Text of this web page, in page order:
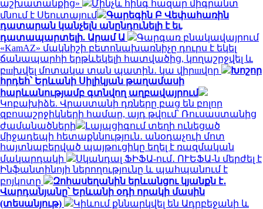
աշխատանքից»
Մինչև հինգ հազար միգրանտ
մնում է Սեուտայում
Գարեգին Բ Վեփահառին
դատարան կանչելն անընդունելի է եւ
դատապարտելի. Արամ Ա
Գարգառ բնակավայրում
«KamAZ» մակնիշի բետոնախառնիչը դուրս է եկել
ճանապարհի երթևեկելի հատվածից, կողաշրջվել և
բшխվել մոտակա տան պատին․ կա վիրшվոր
Խոշոր
հրդեհ՝ Երևանի Սիլիկյան թաղամասի
հարևանությամբ գտնվող աղբավայրում
Կոբախիձե. Վրաստանի դռները բաց են բոլոր
զբոսաշրջիկների համար, այդ թվում՝ Ռուսաստանից
ժամանածների
Լայպցիգում տեղի ունեցած
միջադեպի հետաքննություն․ անօդաչուի մոտ
հայտնաբերված պայթուցիկը եղել է ռազմական
մակարդակի
Սկանդալ ՖԻՖԱ-ում․ ՈՒԵՖԱ-ն մերժել է
Ինֆանտինոյի ներողությունը և պահպանում է
բոյկոտը
Զոհասեղանին երևանցու կյանքն է․
Վարդանյանը՝ Երևանի օդի որակի մասին
(տեսանյութ)
Կիևում քննարկվել են Ադրբեջանի և